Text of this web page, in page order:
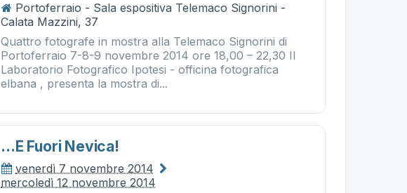
Portoferraio - Sala espositiva Telemaco Signorini -
Calata Mazzini, 37
Quattro fotografe in mostra alla Telemaco Signorini di
Portoferraio 7-8-9 novembre 2014 ore 18,00 – 22,30 Il
Laboratorio Fotografico Ipotesi - officina fotografica
elbana , presenta la mostra di...
...e Fuori Nevica!
venerdì 7 novembre 2014
mercoledì 12 novembre 2014